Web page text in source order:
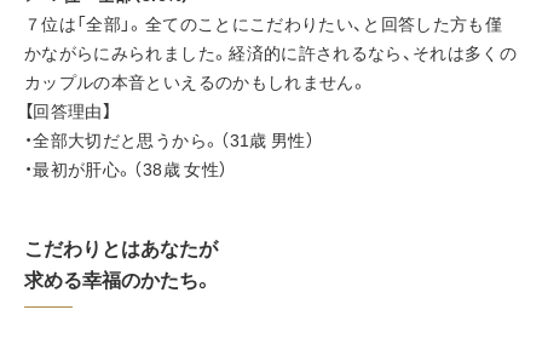
７位は「全部」。全てのことにこだわりたい、と回答した方も僅
かながらにみられました。経済的に許されるなら、それは多くの
カップルの本音といえるのかもしれません。
【回答理由】
・全部大切だと思うから。（31歳 男性）
・最初が肝心。（38歳 女性）
こだわりとはあなたが
求める幸福のかたち。